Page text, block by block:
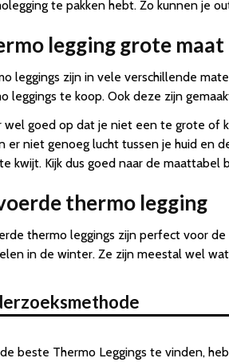
te pakken hebt. Zo kunnen je
legging grote maat
leggings zijn in vele verschillende
leggings te koop. Ook deze zijn
wel goed op dat je niet een te grote of
er niet genoeg lucht tussen je huid en
kwijt. Kijk dus goed naar de maattabel
thermo legging
thermo leggings zijn perfect voor
in de winter. Ze zijn meestal wel
beste Thermo Leggings te vinden,